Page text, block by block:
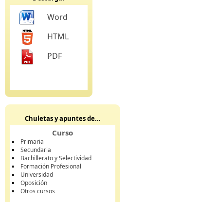
Word
HTML
PDF
Chuletas y apuntes de...
Curso
Primaria
Secundaria
Bachillerato y Selectividad
Formación Profesional
Universidad
Oposición
Otros cursos